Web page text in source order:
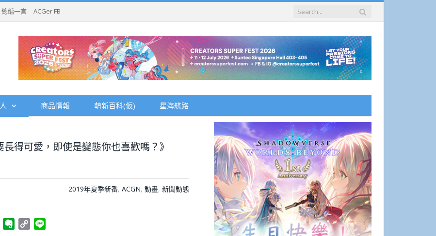
總編一言 ACGer FB
商品情報 萌新百科(仮) 星海航路
得可愛，即使是變態你也喜歡嗎？》
2019年夏季新番, ACGN, 動畫, 新聞動態
TelegramEvernote
Copy